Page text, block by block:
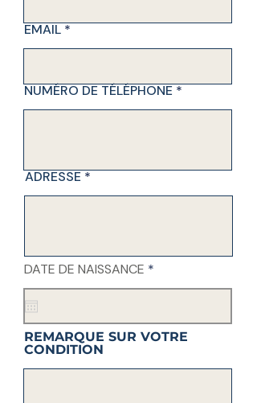
EMAIL
NUMÉRO DE TÉLÉPHONE
ADRESSE
DATE DE NAISSANCE *
q
i
r
e
REMARQUE SUR VOTRE
CONDITION